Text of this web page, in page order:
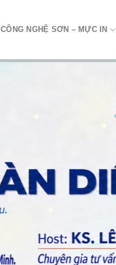
CÔNG NGHỆ SƠN – MỰC IN